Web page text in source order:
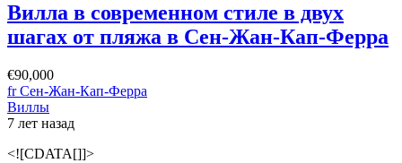
Вилла в современном стиле в двух
шагах от пляжа в Сен-Жан-Кап-Ферра
€90,000
fr Сен-Жан-Кап-Ферра
Виллы
7 лет назад
<![CDATA[]]>